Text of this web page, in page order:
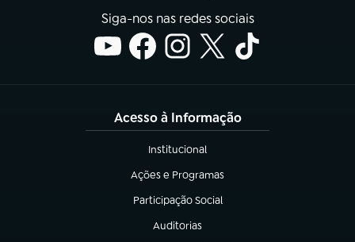
Siga-nos nas redes sociais
Acesso à Informação
Institucional
(abre em nova aba)
Ações e Programas
(abre em nova aba)
Participação Social
(abre em nova aba)
Auditorias
(abre em nova aba)